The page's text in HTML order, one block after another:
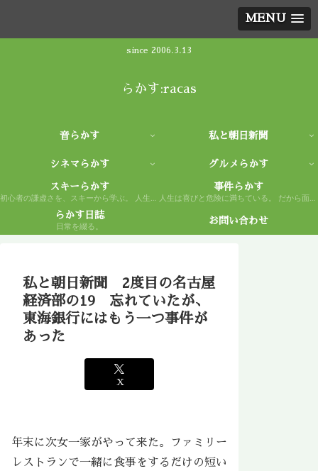
MENU
since 2006.3.13
らかす:racas
音らかす 私と朝日新聞
シネマらかす グルメらかす
スキーらかす
初心者の謙虚さを、スキーから学ぶ。 人生もまた然り。
事件らかす
人生は喜びと危険に満ちている。 だから面白い。
らかす日誌
日常を綴る。
お問い合わせ
私と朝日新聞 2度目の名古屋
経済部の19 忘れていたが、
東海銀行にはもう一つ事件が
あった
X
年末に次女一家がやって来た。ファミリー
レストランで一緒に食事をするだけの短い